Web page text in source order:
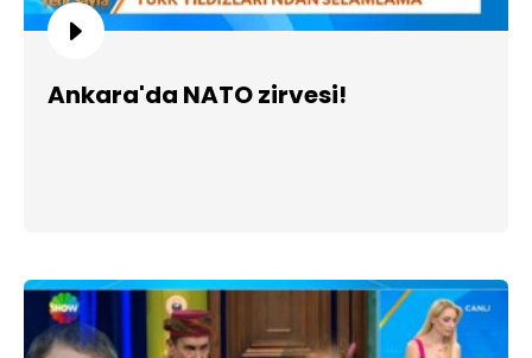
Ankara'da NATO zirvesi!